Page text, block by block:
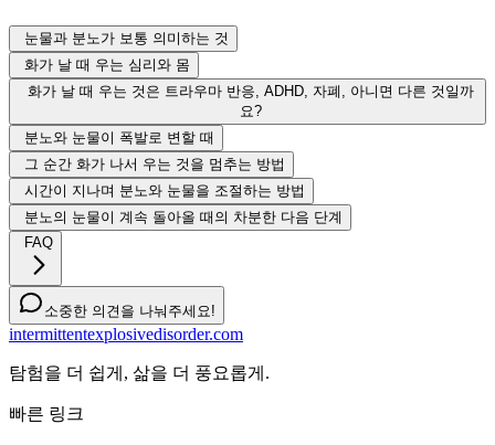
눈물과 분노가 보통 의미하는 것
화가 날 때 우는 심리와 몸
화가 날 때 우는 것은 트라우마 반응, ADHD, 자폐, 아니면 다른 것일까
요?
분노와 눈물이 폭발로 변할 때
그 순간 화가 나서 우는 것을 멈추는 방법
시간이 지나며 분노와 눈물을 조절하는 방법
분노의 눈물이 계속 돌아올 때의 차분한 다음 단계
FAQ
소중한 의견을 나눠주세요!
intermittentexplosivedisorder.com
탐험을 더 쉽게, 삶을 더 풍요롭게.
빠른 링크